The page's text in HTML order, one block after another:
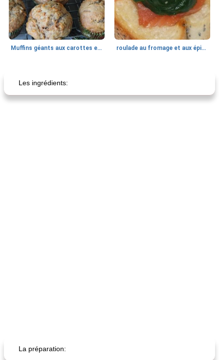
Muffins géants aux carottes et à la banane de Nif roulade au fromage et aux épinards
astuces
Les ingrédients:
La préparation: